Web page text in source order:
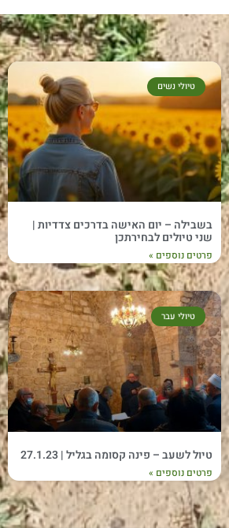
טיולי נשים
בשבילה – יום האישה בדרכים צדדיות |
שני טיולים לבחירתכן
פרטים נוספים »
טיולי עבר
טיול לשעב – פינה קסומה בגליל | 27.1.23
פרטים נוספים »